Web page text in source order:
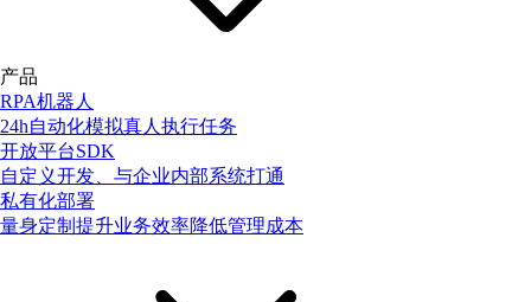
产品
RPA机器人
24h自动化模拟真人执行任务
开放平台SDK
自定义开发、与企业内部系统打通
私有化部署
量身定制提升业务效率降低管理成本